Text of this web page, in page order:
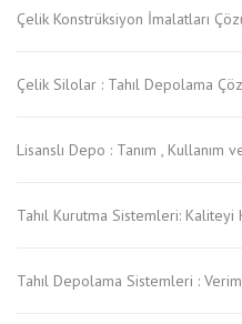
Çelik Konstrüksiyon İmalatları
Çelik Silolar : Tahıl Depolama
Lisanslı Depo : Tanım , Kullanım
Tahıl Kurutma Sistemleri: Kaliteyi
Tahıl Depolama Sistemleri :